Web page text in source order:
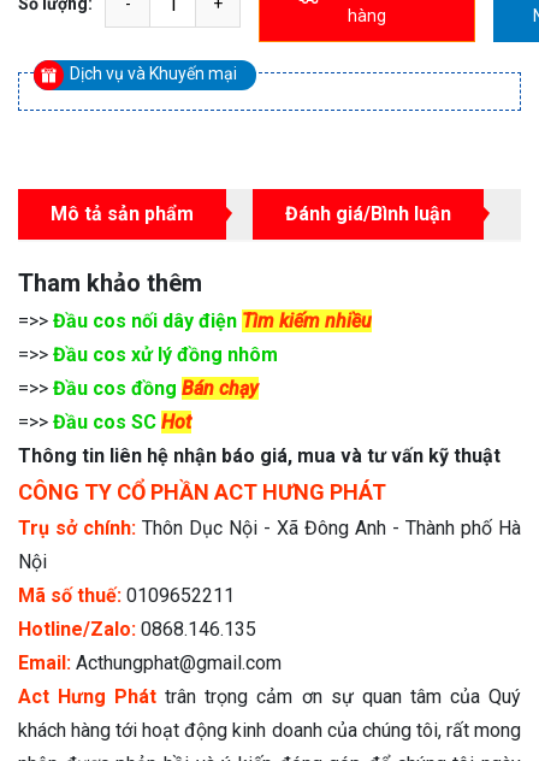
hàng
Dịch vụ và Khuyến mại
Mô tả sản phẩm Đánh giá/Bình luận
Tham khảo thêm
=>> Đầu cos nối dây điện Tìm kiếm nhiều
=>> Đầu cos xử lý đồng nhôm
=>> Đầu cos đồng Bán chạy
=>> Đầu cos SC Hot
Thông tin liên hệ nhận báo giá, mua và tư vấn kỹ thuật
CÔNG TY CỔ PHẦN ACT HƯNG PHÁT
Trụ sở chính: Thôn Dục Nội - Xã Đông Anh - Thành phố Hà
Nội
Mã số thuế: 0109652211
Hotline/Zalo: 0868.146.135
Email: Acthungphat@gmail.com
Act Hưng Phát trân trọng cảm ơn sự quan tâm của Quý
khách hàng tới hoạt động kinh doanh của chúng tôi, rất mong